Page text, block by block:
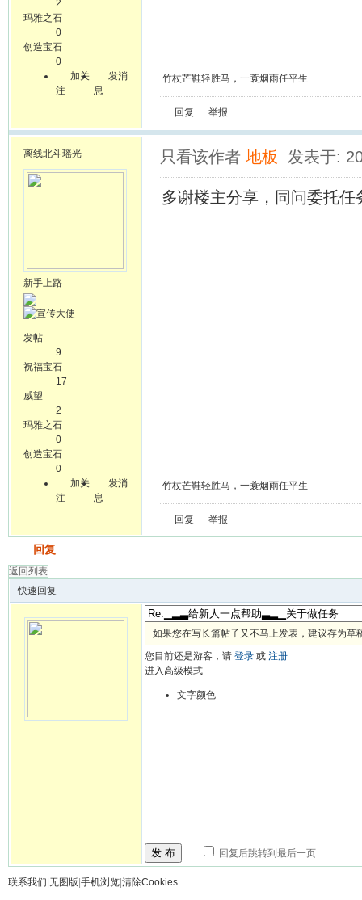
2
玛雅之石
0
创造宝石
0
加关
注
发消
息
竹杖芒鞋轻胜马，一蓑烟雨任平生
回复 举报
离线北斗瑶光
新手上路
发帖
9
祝福宝石
17
威望
2
玛雅之石
0
创造宝石
0
加关
注
发消
息
只看该作者 地板 发表于:
多谢楼主分享，同问委托任
竹杖芒鞋轻胜马，一蓑烟雨任平生
回复 举报
回复
返回列表
快速回复
如果您在写长篇帖子又不马上发表，建议存为草
您目前还是游客，请 登录 或 注册
进入高级模式
文字颜色
发 布 回复后跳转到最后一页
联系我们 无图版 手机浏览 清除Cookies